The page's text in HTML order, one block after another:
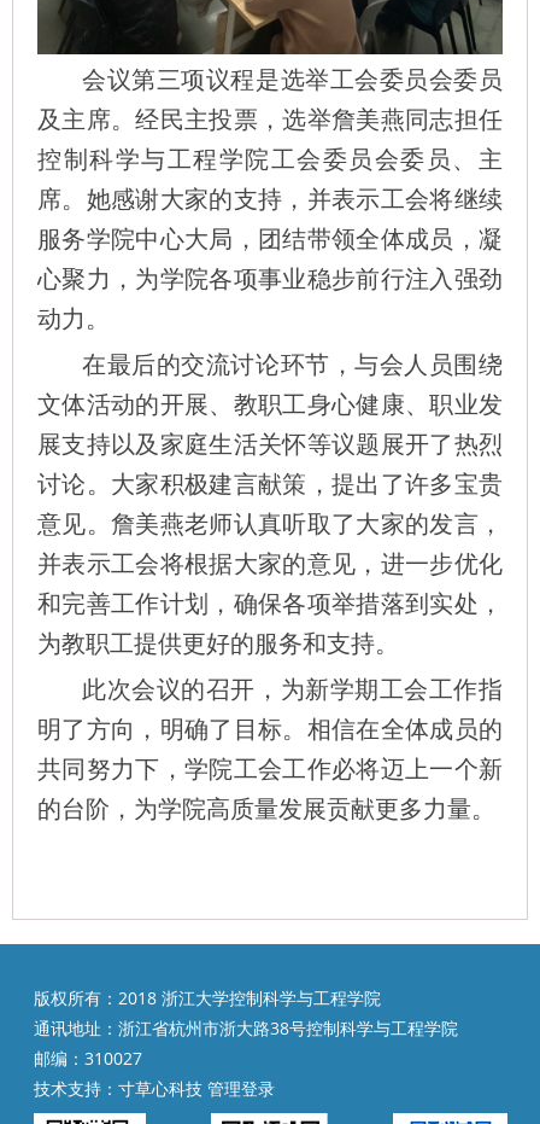
会议第三项议程是选举工会委员会委员
及主席。经民主投票，选举詹美燕同志担任
控制科学与工程学院工会委员会委员、主
席。她感谢大家的支持，并表示工会将继续
服务学院中心大局，团结带领全体成员，凝
心聚力，为学院各项事业稳步前行注入强劲
动力。
在最后的交流讨论环节，与会人员围绕
文体活动的开展、教职工身心健康、职业发
展支持以及家庭生活关怀等议题展开了热烈
讨论。大家积极建言献策，提出了许多宝贵
意见。詹美燕老师认真听取了大家的发言，
并表示工会将根据大家的意见，进一步优化
和完善工作计划，确保各项举措落到实处，
为教职工提供更好的服务和支持。
此次会议的召开，为新学期工会工作指
明了方向，明确了目标。相信在全体成员的
共同努力下，学院工会工作必将迈上一个新
的台阶，为学院高质量发展贡献更多力量。
版权所有：2018 浙江大学控制科学与工程学院
通讯地址：浙江省杭州市浙大路38号控制科学与工程学院
邮编：310027
技术支持： 寸草心科技 管理登录